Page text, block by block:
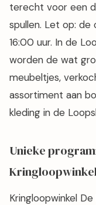
terecht voor een
spullen. Let op: de
16:00 uur. In de
worden de wat
meubeltjes,
assortiment aan
kleding in de
Unieke
Kringloopwinkel